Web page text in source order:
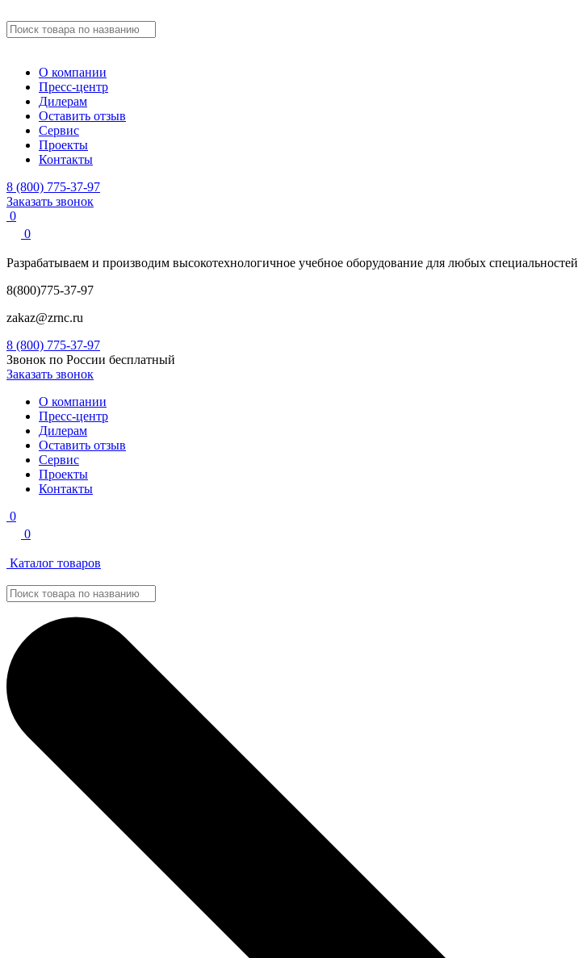
О компании
Пресс-центр
Дилерам
Оставить отзыв
Сервис
Проекты
Контакты
8 (800) 775-37-97
Заказать звонок
0
0
Разрабатываем и производим высокотехнологичное учебное оборудование для любых специальностей
8(800)775-37-97
zakaz@zrnc.ru
8 (800) 775-37-97
Звонок по России бесплатный
Заказать звонок
О компании
Пресс-центр
Дилерам
Оставить отзыв
Сервис
Проекты
Контакты
0
0
Каталог товаров